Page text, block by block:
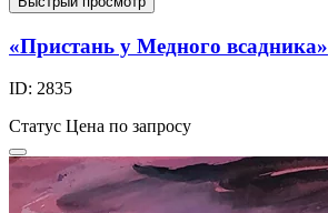
«Пристань у Медного всадника»
ID: 2835
Статус Цена по запросу